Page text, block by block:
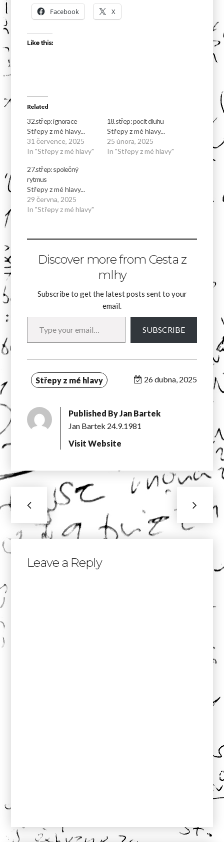
Facebook X
Like this:
Related
32.střep: ignorace
Střepy z mé hlavy...
31 července, 2025
In "Střepy z mé hlavy"
18.střep: pocit dluhu
Střepy z mé hlavy...
25 února, 2025
In "Střepy z mé hlavy"
27.střep: společný
rytmus
Střepy z mé hlavy...
29 června, 2025
In "Střepy z mé hlavy"
Discover more from Cesta z
mlhy
Subscribe to get the latest posts sent to your
email.
Type your email…
SUBSCRIBE
Střepy z mé hlavy 26 dubna, 2025
Published ByJan Bartek
Jan Bartek 24.9.1981
Visit Website
Leave a Reply